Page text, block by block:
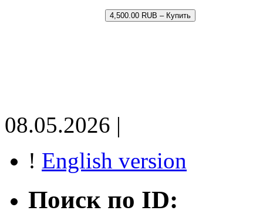
4,500.00 RUB – Купить
08.05.2026 |
! English version
Поиск по ID: